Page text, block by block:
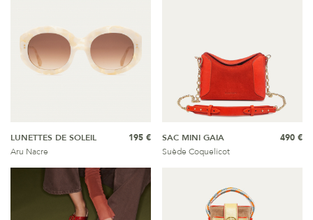
LUNETTES DE SOLEIL
Aru Nacre
195 €
SAC MINI GAIA
Suède Coquelicot
490 €